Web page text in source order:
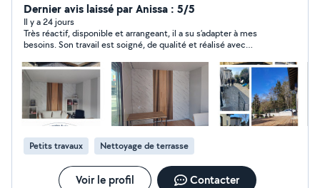
montage de meubles, réparations, nettoyage et suivi de
travaux. Sérieux, réactif, soigneux et bien équipé, je
privilégie avant tout la qualité du travail et la satisfaction
de mes clients. Toujours souriant, à l'écoute et de bon
conseil, j'accorde une grande importance à la relation de
confiance et à l'accompagnement de chaque projet. Les
tarifs sont établis sur devis selon la nature des travaux,
les fournitures, l'accessibilité et le temps nécessaire.
Quelques photos ou une visite permettent d'établir une
estimation juste et adaptée. Diagnostic et
déplacement : 80 , déduits de la facture finale si la
prestation est réalisée par mes services.
Dernier avis laissé par Anissa : 5/5
Il y a 24 jours
Très réactif, disponible et arrangeant, il a su s’adapter à mes
besoins. Son travail est soigné, de qualité et réalisé avec
confiance. Un grand merci pour votre intervention, je
n’hésiterai pas à refaire appel à vous et à vous recommander
Petits travaux Nettoyage de terrasse
Voir le profil Contacter